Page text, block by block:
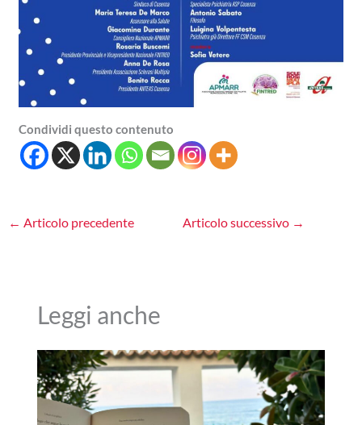
Condividi questo contenuto
← Articolo precedente Articolo successivo →
Leggi anche